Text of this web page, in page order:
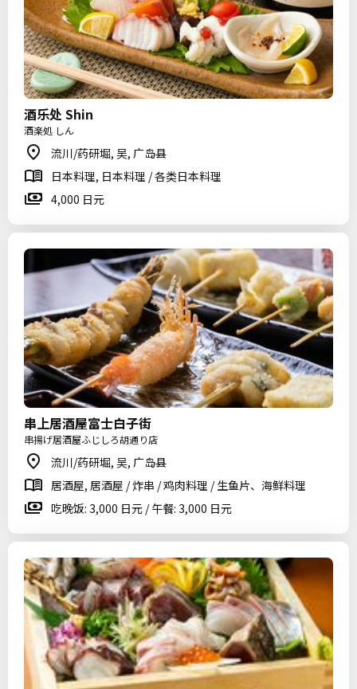
酒乐处 Shin
酒楽処 しん
流川/药研堀, 吴, 广岛县
日本料理, 日本料理 / 各类日本料理
4,000 日元
串上居酒屋富士白子街
串揚げ居酒屋ふじしろ胡通り店
流川/药研堀, 吴, 广岛县
居酒屋, 居酒屋 / 炸串 / 鸡肉料理 / 生鱼片、海鲜料理
吃晚饭: 3,000 日元 / 午餐: 3,000 日元